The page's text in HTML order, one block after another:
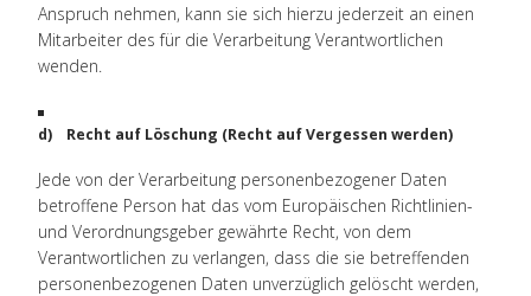
Anspruch nehmen, kann sie sich hierzu jederzeit an einen
Mitarbeiter des für die Verarbeitung Verantwortlichen
wenden.
d) Recht auf Löschung (Recht auf Vergessen werden)
Jede von der Verarbeitung personenbezogener Daten
betroffene Person hat das vom Europäischen Richtlinien-
und Verordnungsgeber gewährte Recht, von dem
Verantwortlichen zu verlangen, dass die sie betreffenden
personenbezogenen Daten unverzüglich gelöscht werden,